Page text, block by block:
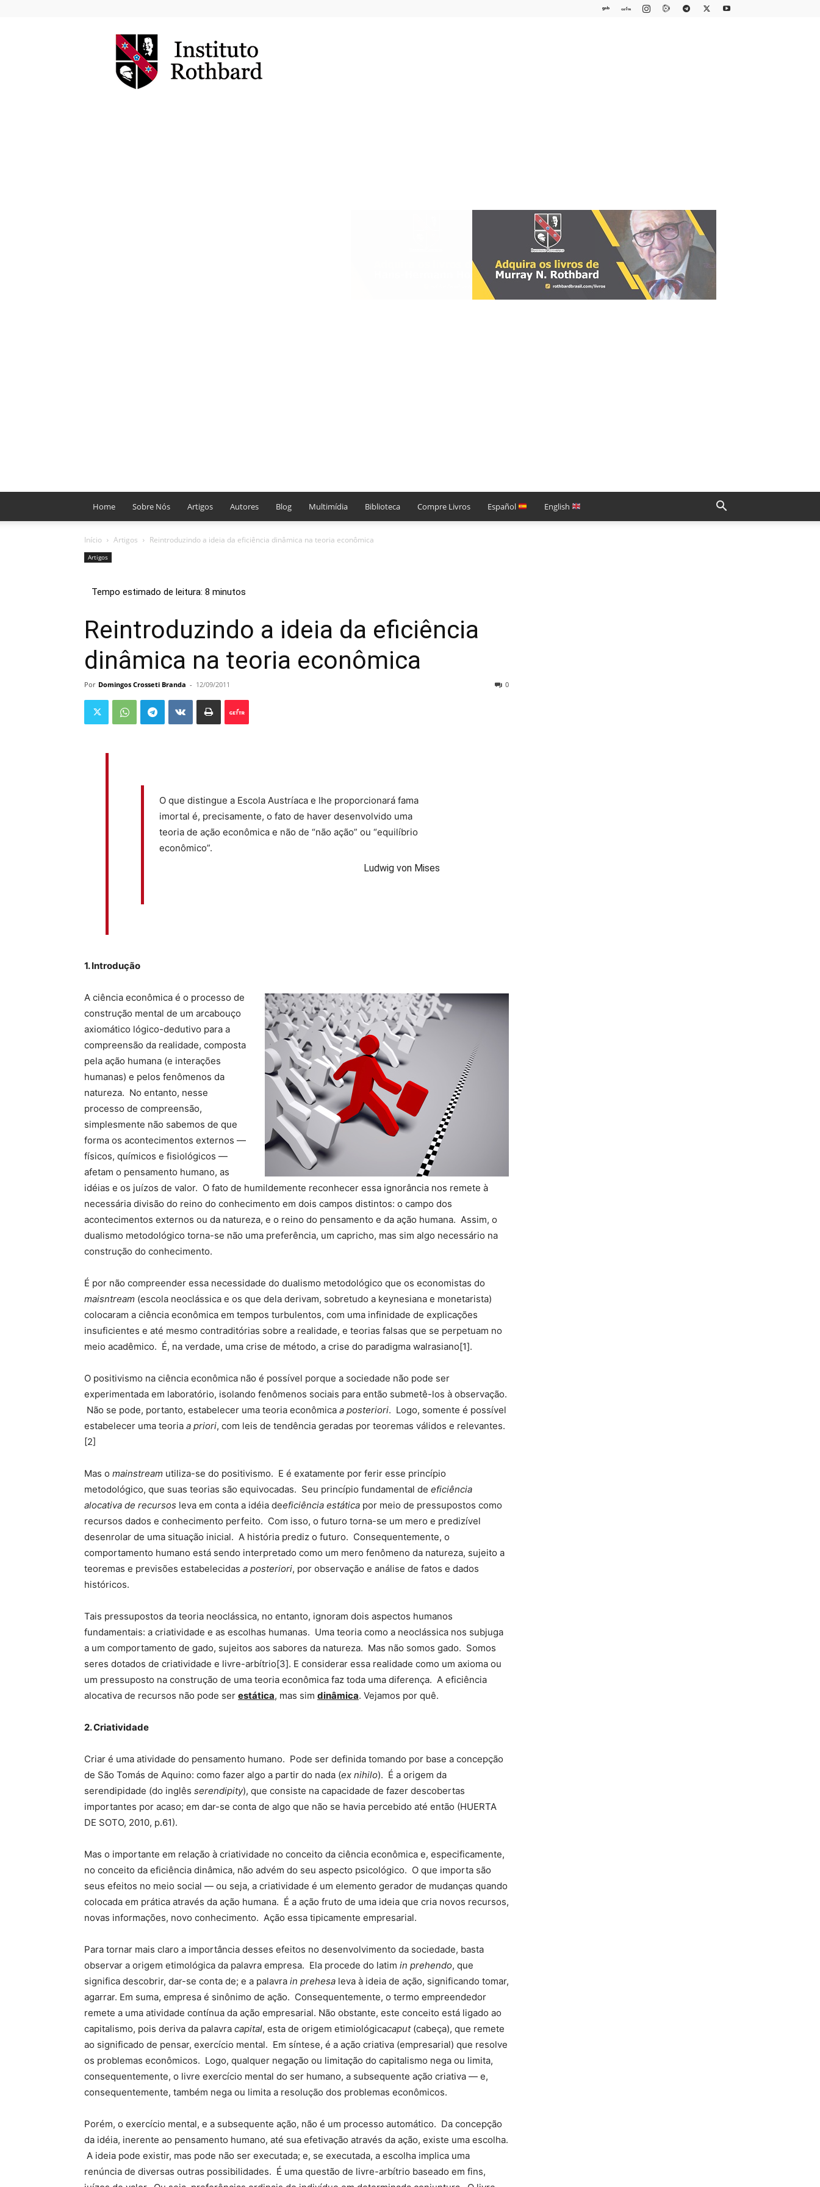
Instituto
Rothbard
Brasil
Home Sobre Nós Artigos Autores Blog Multimídia Biblioteca Compre Livros Español English
Início Artigos Reintroduzindo a ideia da eficiência dinâmica na teoria econômica
Artigos
Reintroduzindo a ideia da eficiência
dinâmica na teoria econômica
Por Domingos Crosseti Branda - 12/09/2011 0
O que distingue a Escola Austríaca e lhe proporcionará fama
imortal é, precisamente, o fato de haver desenvolvido uma
teoria de ação econômica e não de “não ação” ou “equilíbrio
econômico”.
Ludwig von Mises
1.Introdução
A ciência econômica é o processo de
construção mental de um arcabouço
axiomático lógico-dedutivo para a
compreensão da realidade, composta
pela ação humana (e interações
humanas) e pelos fenômenos da
natureza. No entanto, nesse
processo de compreensão,
simplesmente não sabemos de que
forma os acontecimentos externos —
físicos, químicos e fisiológicos —
afetam o pensamento humano, as
idéias e os juízos de valor. O fato de humildemente reconhecer essa ignorância nos remete à
necessária divisão do reino do conhecimento em dois campos distintos: o campo dos
acontecimentos externos ou da natureza, e o reino do pensamento e da ação humana. Assim, o
dualismo metodológico torna-se não uma preferência, um capricho, mas sim algo necessário na
construção do conhecimento.
É por não compreender essa necessidade do dualismo metodológico que os economistas do
maisntream (escola neoclássica e os que dela derivam, sobretudo a keynesiana e monetarista)
colocaram a ciência econômica em tempos turbulentos, com uma infinidade de explicações
insuficientes e até mesmo contraditórias sobre a realidade, e teorias falsas que se perpetuam no
meio acadêmico. É, na verdade, uma crise de método, a crise do paradigma walrasiano[1].
O positivismo na ciência econômica não é possível porque a sociedade não pode ser
experimentada em laboratório, isolando fenômenos sociais para então submetê-los à observação.
Não se pode, portanto, estabelecer uma teoria econômica a posteriori. Logo, somente é possível
estabelecer uma teoria a priori, com leis de tendência geradas por teoremas válidos e relevantes.
[2]
Mas o mainstream utiliza-se do positivismo. E é exatamente por ferir esse princípio
metodológico, que suas teorias são equivocadas. Seu princípio fundamental de eficiência
alocativa de recursos leva em conta a idéia deeficiência estática por meio de pressupostos como
recursos dados e conhecimento perfeito. Com isso, o futuro torna-se um mero e predizível
desenrolar de uma situação inicial. A história prediz o futuro. Consequentemente, o
comportamento humano está sendo interpretado como um mero fenômeno da natureza, sujeito a
teoremas e previsões estabelecidas a posteriori, por observação e análise de fatos e dados
históricos.
Tais pressupostos da teoria neoclássica, no entanto, ignoram dois aspectos humanos
fundamentais: a criatividade e as escolhas humanas. Uma teoria como a neoclássica nos subjuga
a um comportamento de gado, sujeitos aos sabores da natureza. Mas não somos gado. Somos
seres dotados de criatividade e livre-arbítrio[3]. E considerar essa realidade como um axioma ou
um pressuposto na construção de uma teoria econômica faz toda uma diferença. A eficiência
alocativa de recursos não pode ser estática, mas sim dinâmica. Vejamos por quê.
2.Criatividade
Criar é uma atividade do pensamento humano. Pode ser definida tomando por base a concepção
de São Tomás de Aquino: como fazer algo a partir do nada (ex nihilo). É a origem da
serendipidade (do inglês serendipity), que consiste na capacidade de fazer descobertas
importantes por acaso; em dar-se conta de algo que não se havia percebido até então (HUERTA
DE SOTO, 2010, p.61).
Mas o importante em relação à criatividade no conceito da ciência econômica e, especificamente,
no conceito da eficiência dinâmica, não advém do seu aspecto psicológico. O que importa são
seus efeitos no meio social — ou seja, a criatividade é um elemento gerador de mudanças quando
colocada em prática através da ação humana. É a ação fruto de uma ideia que cria novos recursos,
novas informações, novo conhecimento. Ação essa tipicamente empresarial.
Para tornar mais claro a importância desses efeitos no desenvolvimento da sociedade, basta
observar a origem etimológica da palavra empresa. Ela procede do latim in prehendo, que
significa descobrir, dar-se conta de; e a palavra in prehesa leva à ideia de ação, significando tomar,
agarrar. Em suma, empresa é sinônimo de ação. Consequentemente, o termo empreendedor
remete a uma atividade contínua da ação empresarial. Não obstante, este conceito está ligado ao
capitalismo, pois deriva da palavra capital, esta de origem etimiológicacaput (cabeça), que remete
ao significado de pensar, exercício mental. Em síntese, é a ação criativa (empresarial) que resolve
os problemas econômicos. Logo, qualquer negação ou limitação do capitalismo nega ou limita,
consequentemente, o livre exercício mental do ser humano, a subsequente ação criativa — e,
consequentemente, também nega ou limita a resolução dos problemas econômicos.
Porém, o exercício mental, e a subsequente ação, não é um processo automático. Da concepção
da idéia, inerente ao pensamento humano, até sua efetivação através da ação, existe uma escolha.
A ideia pode existir, mas pode não ser executada; e, se executada, a escolha implica uma
renúncia de diversas outras possibilidades. É uma questão de livre-arbítrio baseado em fins,